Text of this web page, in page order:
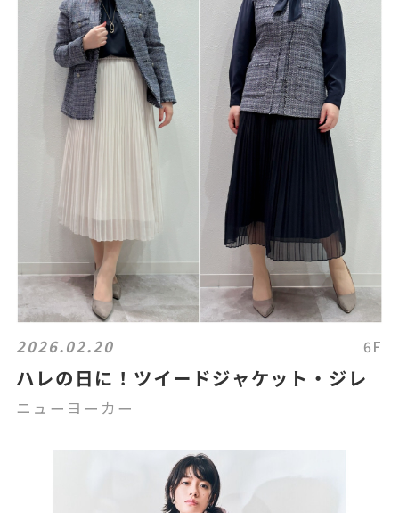
2026.02.20 6F
ハレの日に！ツイードジャケット・ジレ
ニューヨーカー